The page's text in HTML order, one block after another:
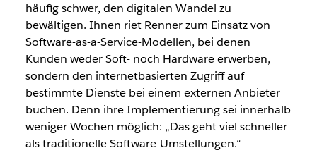
häufig schwer, den digitalen Wandel zu
bewältigen. Ihnen riet Renner zum Einsatz von
Software-as-a-Service-Modellen, bei denen
Kunden weder Soft- noch Hardware erwerben,
sondern den internetbasierten Zugriff auf
bestimmte Dienste bei einem externen Anbieter
buchen. Denn ihre Implementierung sei innerhalb
weniger Wochen möglich: „Das geht viel schneller
als traditionelle Software-Umstellungen.“